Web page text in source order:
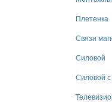
Плетенка
Связи
Силовой
Силовой